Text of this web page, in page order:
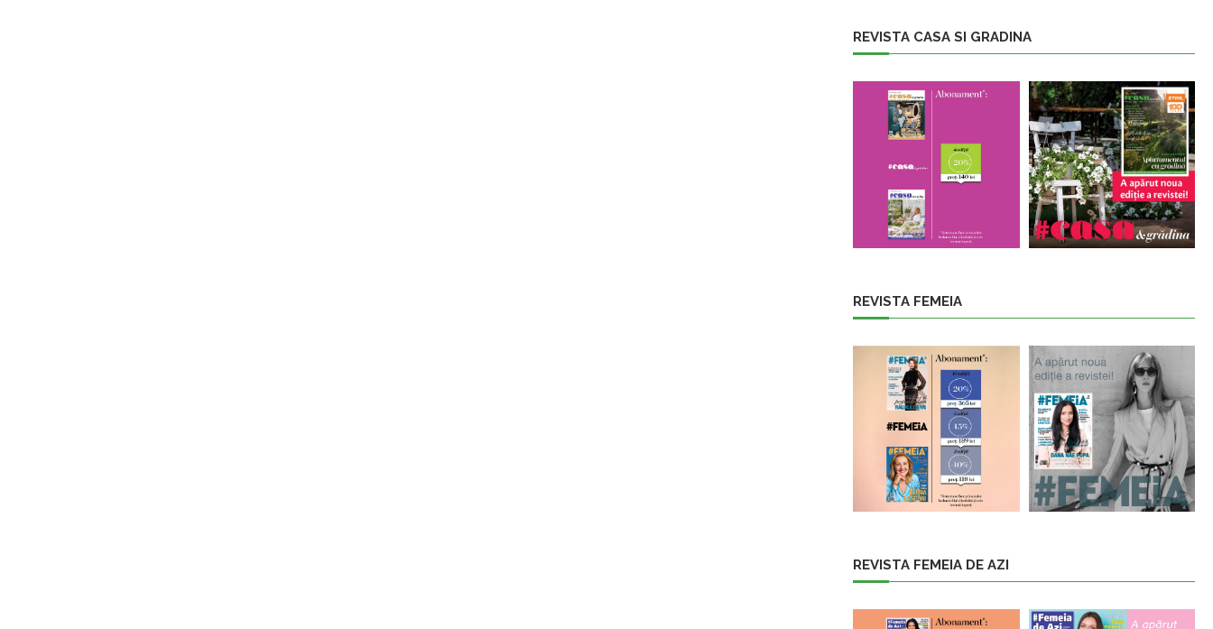
REVISTA CASA SI GRADINA
REVISTA FEMEIA
REVISTA FEMEIA DE AZI